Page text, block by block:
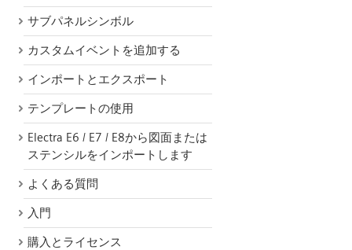
サブパネルシンボル
カスタムイベントを追加する
インポートとエクスポート
テンプレートの使用
Electra E6 / E7 / E8から図面または
ステンシルをインポートします
よくある質問
入門
購入とライセンス